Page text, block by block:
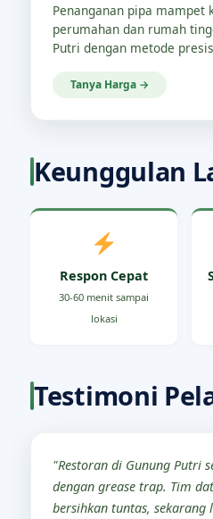
Penanganan pipa mampet
perumahan dan rumah
Putri dengan metode
Tanya Harga →
Keunggulan
Respon Cepat
30-60 menit sampai
lokasi
Testimoni
"Restoran di Gunung Putri
dengan grease trap. Tim
bersihkan tuntas, sekarang